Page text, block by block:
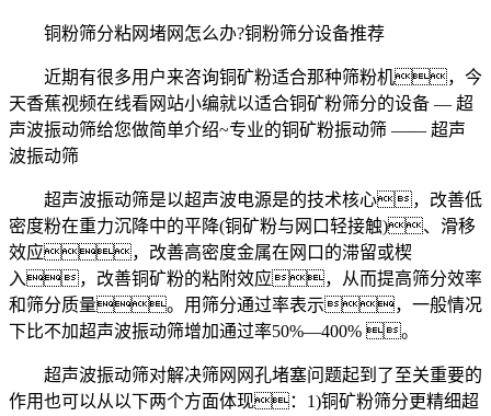
铜粉筛分粘网堵网怎么办?铜粉筛分设备推荐
近期有很多用户来咨询铜矿粉适合那种筛粉机，今
天香蕉视频在线看网站小编就以适合铜矿粉筛分的设备 — 超
声波振动筛给您做简单介绍~专业的铜矿粉振动筛 —— 超声
波振动筛
超声波振动筛是以超声波电源是的技术核心，改善低
密度粉在重力沉降中的平降(铜矿粉与网口轻接触)、滑移
效应，改善高密度金属在网口的滞留或楔
入，改善铜矿粉的粘附效应，从而提高筛分效率
和筛分质量。用筛分通过率表示，一般情况
下比不加超声波振动筛增加通过率50%—400% 。
超声波振动筛对解决筛网网孔堵塞问题起到了至关重要的
作用也可以从以下两个方面体现：1)铜矿粉筛分更精细超